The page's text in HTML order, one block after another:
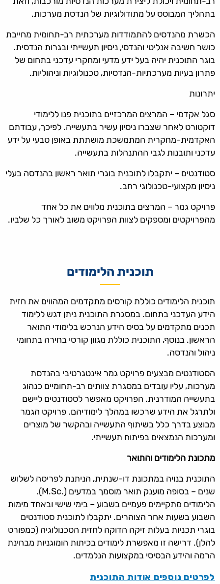
בתהליך המבוסס על מתודולוגיות של הנדסת מערכות.
הכשרת מהנדסים להתמודדות מערכתית רב-תחומית מחייבת
כושר חשיבה אנליטי והנדסי, ניסיון תעשייתי ובגרות הנדסית.
בוגר התוכנית יהיה בעל ידע מדעי ומחקרי עדכני בתחום של
פתרון בעיות מערכתיות-הנדסיות, טכנולוגיות וניהוליות.
יתרונות
סגל אקדמי – המרצים המרכזיים בתוכנית פנו ללימודי
דוקטורט לאחר שצברו ניסיון עשיר בתעשייה. לפיכך, עבודתם
האקדמית-מחקרית המתמשכת מושתתת באופן טבעי על ידע
עדכני ותובנות לגבי ההתנהלות בתעשייה.
סטודנטים – יתקבלו לתוכנית בוגרי תואר ראשון בהנדסה בעלי
ניסיון מקצועי-טכנולוגי רחב.
פרויקט גמר – המרצים בתוכנית מלווים את כל אחד
מהפרויקטים ומספקים לצוות הפרויקט משוב לאורך כל שלביו.
תוכנית הלימודים
תוכנית הלימודים כוללת קורסים מתקדמים המהווים את חזית
הידע העדכני בתחום. במסגרת התוכנית ניתן דגש ללימוד
תכנים מתקדמים על בסיס הידע הנרכש בלימודי התואר
הראשון. בנוסף, התוכנית כוללת מגוון קורסי בחירה בתחומי
ניהול והנדסה.
הסטודנטים מבצעים פרויקט גמר אינטגרטיבי בהנדסת
מערכות, עליו עובדים במסגרת צוותים רב-תחומיים כנהוג
בתעשייה המודרנית. הפרויקט מאפשר לסטודנטים ליישם
ולתרגל את הידע שרכשו במהלך לימודיהם. פרויקט הגמר
מבוצע בדרך כלל בשיתוף התעשייה ובהקשר של מוצרים
ומערכות הנמצאים בפיתוח תעשייתי.
מתכונת הלימודים והתואר
התוכנית בנויה במתכונת דו-שנתית, הניתנת לפריסה לשלוש
שנים – בסופה מוענק תואר מוסמך במדעים (.M.Sc).
הלימודים מתקיימים פעמיים בשבוע – בימי שישי ובאחד מימות
השבוע בשעות אחר הצוהרים. יתקבלו לתוכנית סטודנטים
בוגרי תכניות בעלות זיקה הדוקה לחזית הטכנולוגיה (כמפורט
להלן). דרישה זו מאפשרת לימודים בכיתות הומוגניות מבחינת
הרמה והידע הבסיסי במקצועות הנלמדים.
לפרטים נוספים אודות התוכנית